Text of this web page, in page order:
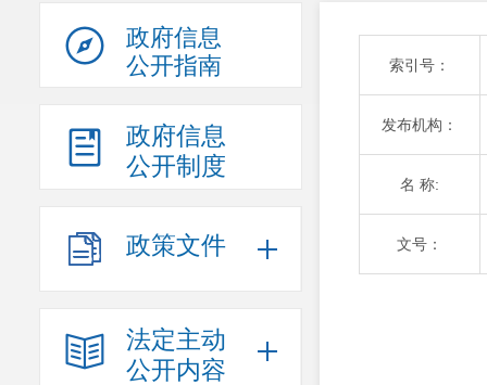
政府信息
公开指南
政府信息
公开制度
政策文件
法定主动
公开内容
索引号：
发布机构：
名 称:
文号：